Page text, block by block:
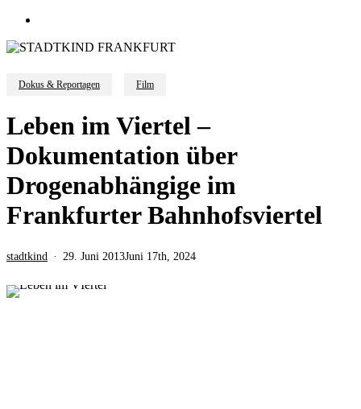
Dokus & Reportagen Film
Leben im Viertel –
Dokumentation über
Drogenabhängige im
Frankfurter Bahnhofsviertel
stadtkind 29. Juni 2013Juni 17th, 2024